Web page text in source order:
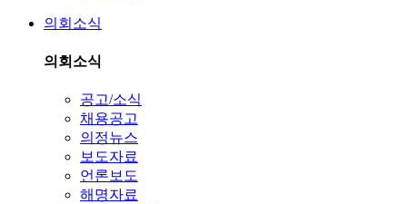
의회소식
의회소식
공고/소식
채용공고
의정뉴스
보도자료
언론보도
해명자료